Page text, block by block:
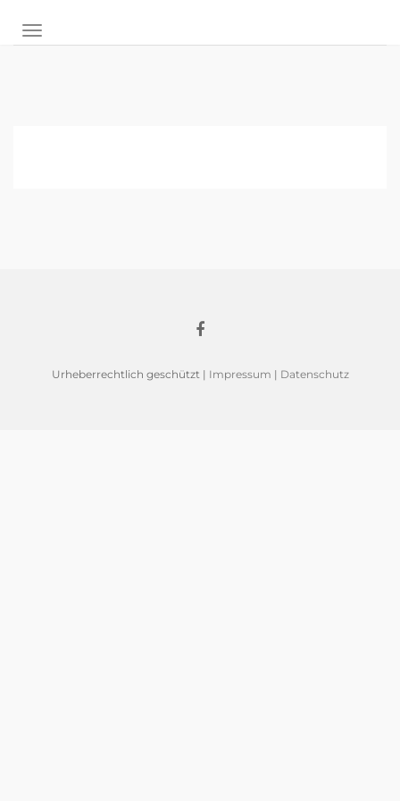
NAVIGATION UMSCHALTEN
Urheberrechtlich geschützt | Impressum | Datenschutz